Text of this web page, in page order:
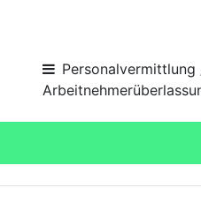
Personalvermittlung